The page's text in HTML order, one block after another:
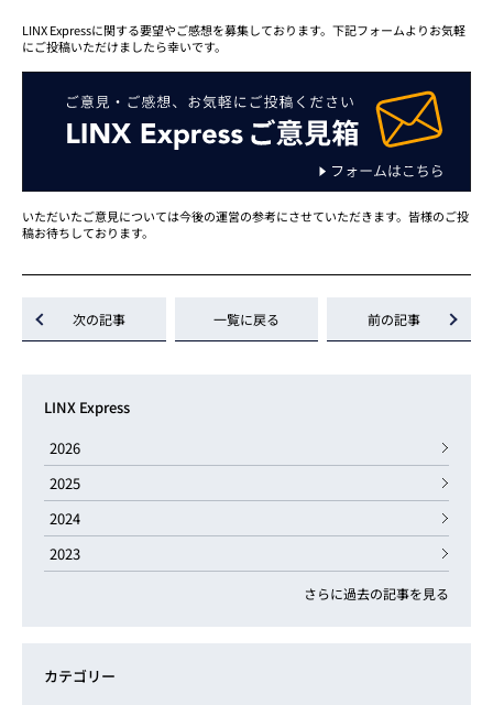
LINX Expressに関する要望やご感想を募集しております。下記フォームよりお気軽
にご投稿いただけましたら幸いです。
いただいたご意見については今後の運営の参考にさせていただきます。皆様のご投
稿お待ちしております。
次の記事 一覧に戻る 前の記事
LINX Express
2026
2025
2024
2023
さらに過去の記事を見る
カテゴリー